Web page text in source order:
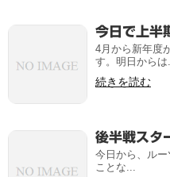
今日で上半
4月から新年度
す。明日からは
続きを読む
後半戦スタ
今日から、ル
ことな...